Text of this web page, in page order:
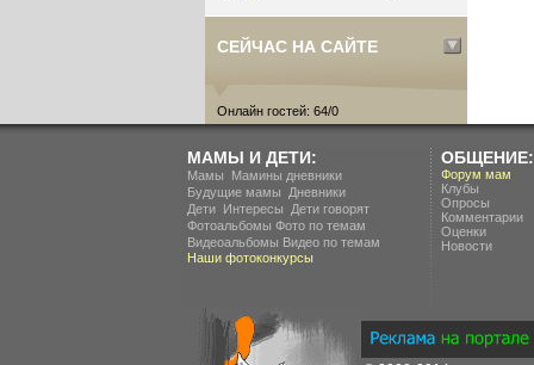
СЕЙЧАС НА САЙТЕ
Онлайн гостей: 64/0
МАМЫ И ДЕТИ:
Мамы
Мамины дневники
Будущие мамы
Дневники
Дети Интересы
Дети говорят
Фотоальбомы Фото по темам
Видеоальбомы Видео по темам
Наши фотоконкурсы
ОБЩЕНИЕ:
Форум мам
Клубы
Опросы
Комментарии
Оценки
Новости